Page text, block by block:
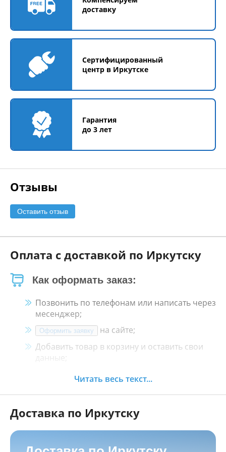
доставку
Сертифицированный
центр в Иркутске
Гарантия
до 3 лет
Отзывы
Оставить отзыв
Оплата с доставкой по Иркутску
Как оформать заказ:
Позвонить по телефонам или написать через
месенджер;
Оформить заявку
на сайте;
Добавить товар в корзину и оставить свои
данные;
Менеджер свяжется с Вами в течение 30
Как оплатить:
Наличными, пластиковой картой, кредитной
картой и картой ХАЛВА в кассе нашего
Читать весь текст...
Доставка по Иркутску